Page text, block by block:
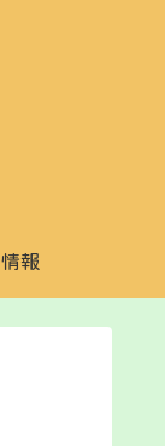
報